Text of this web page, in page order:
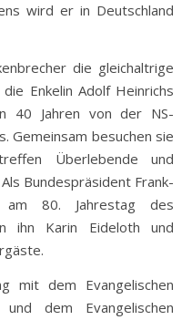
wird er in Deutschland
die gleichaltrige
Enkelin Adolf Heinrichs
40 Jahren von der NS-
Gemeinsam besuchen sie
Überlebende und
Bundespräsident Frank-
am 80. Jahrestag des
ihn Karin Eideloth und
mit dem Evangelischen
dem Evangelischen